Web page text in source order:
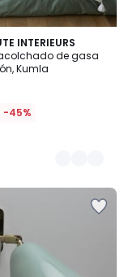
INTERIEURS
de gasa
Kumla
-45%